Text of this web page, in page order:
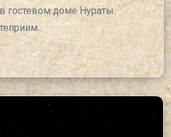
гостевом доме Нураты.